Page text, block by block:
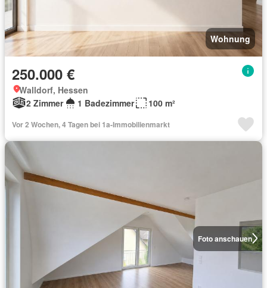
Wohnung
250.000 €
Walldorf, Hessen
2 Zimmer
1 Badezimmer 100 m²
Vor 2 Wochen, 4 Tagen bei 1a-Immobilienmarkt
Foto anschauen